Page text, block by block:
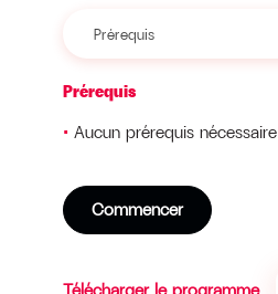
Prérequis
Prérequis
Aucun prérequis nécessaire
Commencer